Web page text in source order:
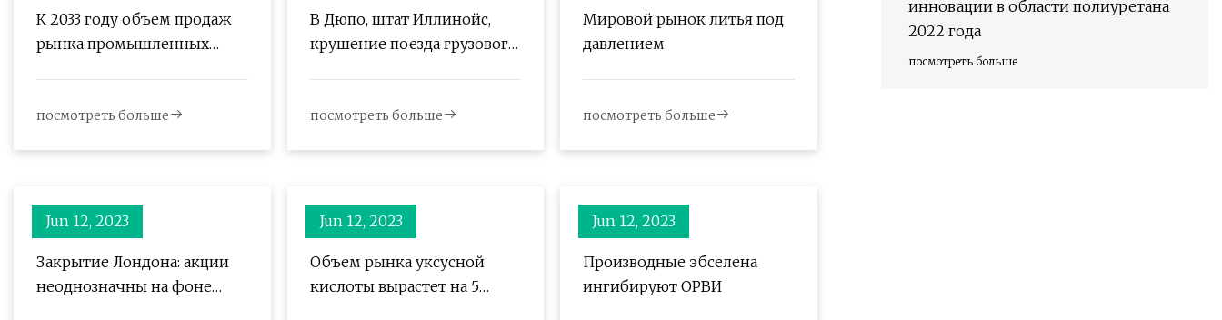
К 2033 году объем продаж
рынка промышленных
достигнет 25 409,8 млн
посмотреть больше
В Дюпо, штат Иллинойс,
крушение поезда грузового
посмотреть больше
Мировой рынок литья под
давлением
посмотреть больше
Jun 12, 2023
Закрытие Лондона: акции
неоднозначны на фоне
Jun 12, 2023
Объем рынка уксусной
кислоты вырастет на 5
Jun 12, 2023
Производные эбселена
ингибируют ОРВИ
инновации в области полиуретана
2022 года
посмотреть больше